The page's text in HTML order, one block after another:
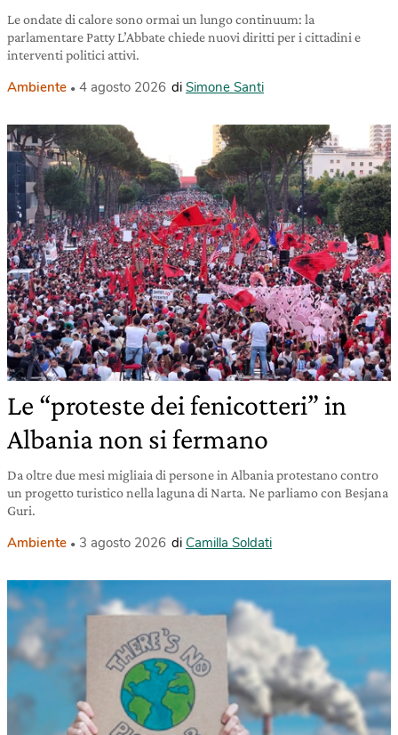
Le ondate di calore sono ormai un lungo continuum: la
parlamentare Patty L’Abbate chiede nuovi diritti per i cittadini e
interventi politici attivi.
Ambiente 4 agosto 2026 di Simone Santi
Le “proteste dei fenicotteri” in
Albania non si fermano
Da oltre due mesi migliaia di persone in Albania protestano contro
un progetto turistico nella laguna di Narta. Ne parliamo con Besjana
Guri.
Ambiente 3 agosto 2026 di Camilla Soldati